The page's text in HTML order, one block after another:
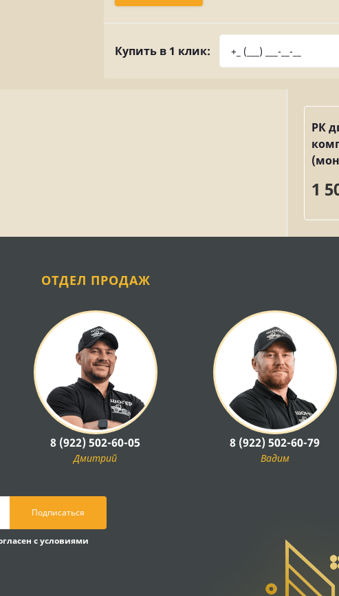
Купить в 1 клик:
РК
1
ОТДЕЛ ПРОДАЖ
8 (922) 502-60-05
Дмитрий
8 (922) 502-60-79
Вадим
Подписаться
с условиями